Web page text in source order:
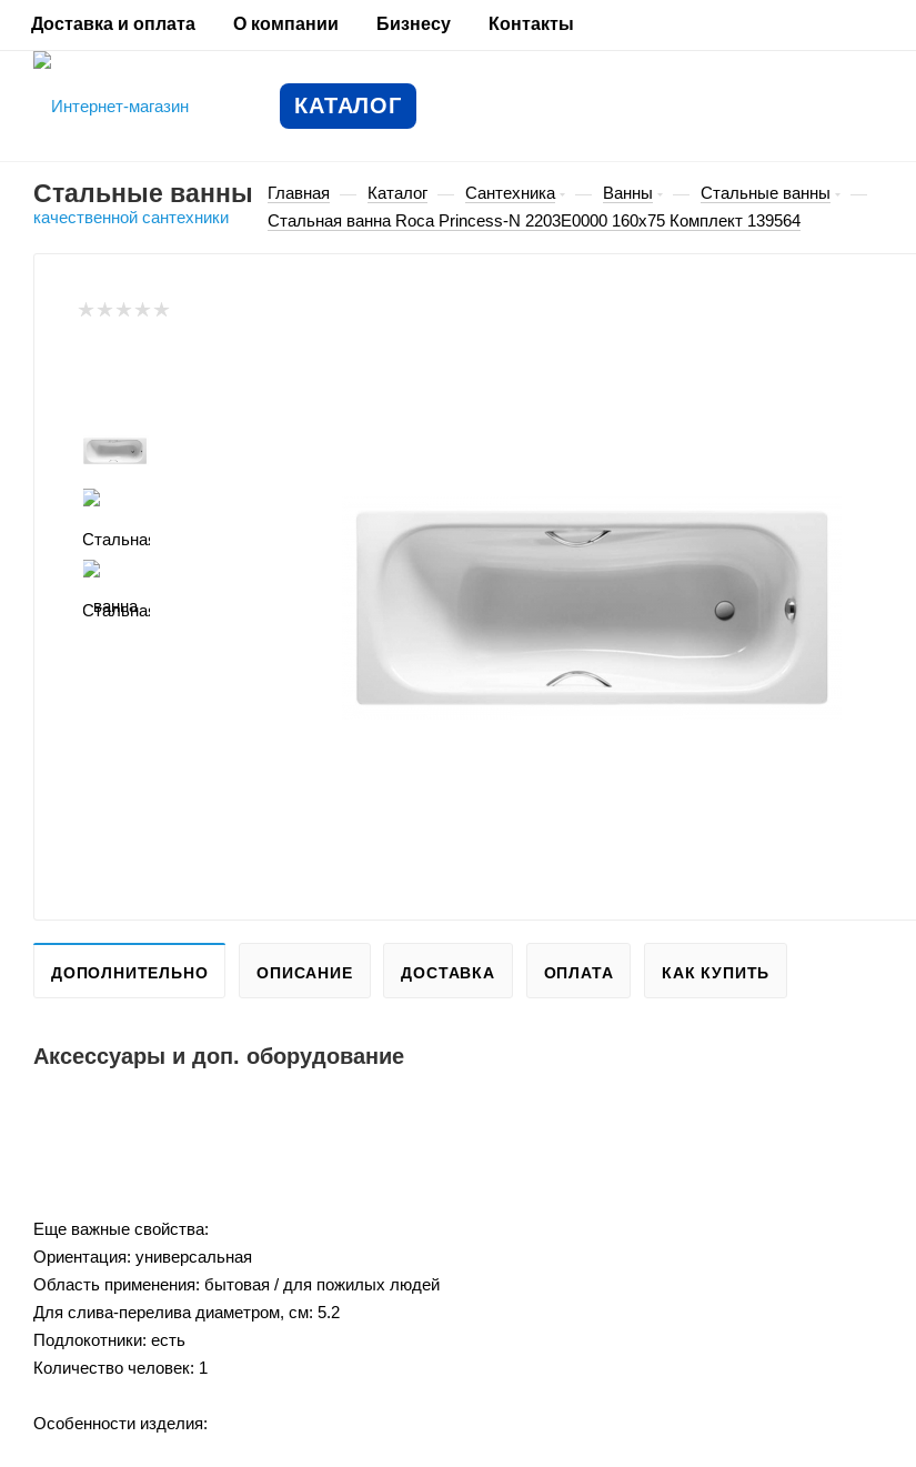
Доставка и оплата О компании Бизнесу Контакты
КАТАЛОГ
Стальные ванны Главная — Каталог — Сантехника — Ванны — Стальные ванны
—
Стальная ванна Roca Princess-N 2203E0000 160x75 Комплект 139564
ДОПОЛНИТЕЛЬНО ОПИСАНИЕ ДОСТАВКА ОПЛАТА КАК КУПИТЬ
Аксессуары и доп. оборудование
Еще важные свойства:
Ориентация: универсальная
Область применения: бытовая / для пожилых людей
Для слива-перелива диаметром, см: 5.2
Подлокотники: есть
Количество человек: 1
Особенности изделия: